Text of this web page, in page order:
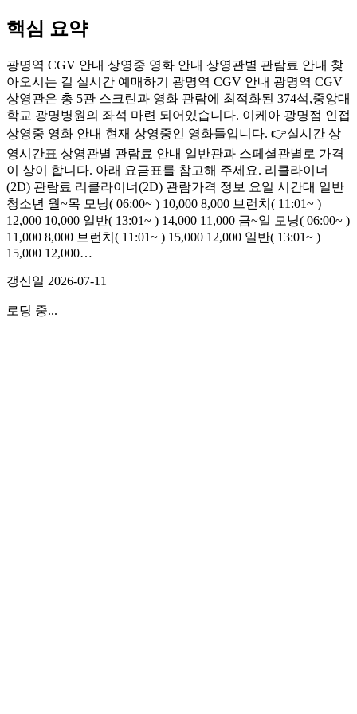
핵심 요약
광명역 CGV 안내 상영중 영화 안내 상영관별 관람료 안내 찾
아오시는 길 실시간 예매하기 광명역 CGV 안내 광명역 CGV
상영관은 총 5관 스크린과 영화 관람에 최적화된 374석,중앙대
학교 광명병원의 좌석 마련 되어있습니다. 이케아 광명점 인접
상영중 영화 안내 현재 상영중인 영화들입니다. 👉실시간 상
영시간표 상영관별 관람료 안내 일반관과 스페셜관별로 가격
이 상이 합니다. 아래 요금표를 참고해 주세요. 리클라이너
(2D) 관람료 리클라이너(2D) 관람가격 정보 요일 시간대 일반
청소년 월~목 모닝( 06:00~ ) 10,000 8,000 브런치( 11:01~ )
12,000 10,000 일반( 13:01~ ) 14,000 11,000 금~일 모닝( 06:00~ )
11,000 8,000 브런치( 11:01~ ) 15,000 12,000 일반( 13:01~ )
15,000 12,000…
갱신일 2026-07-11
로딩 중...